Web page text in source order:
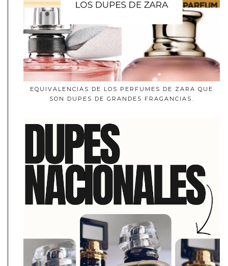
EQUIVALENCIAS DE LOS PERFUMES DE ZARA QUE
SON DUPES DE GRANDES FRAGANCIAS.